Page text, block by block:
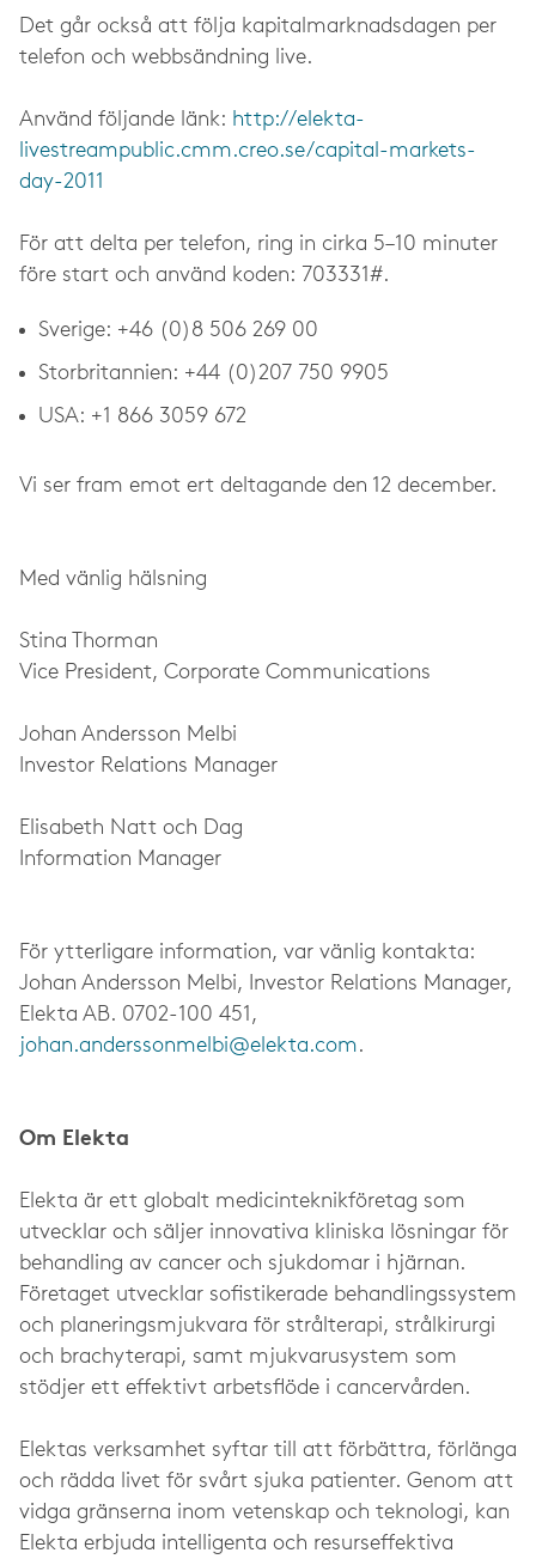
Det går också att följa kapitalmarknadsdagen per
telefon och webbsändning live.
Använd följande länk: http://elekta-
livestreampublic.cmm.creo.se/capital-markets-
day-2011
För att delta per telefon, ring in cirka 5–10 minuter
före start och använd koden: 703331#.
Sverige: +46 (0)8 506 269 00
Storbritannien: +44 (0)207 750 9905
USA: +1 866 3059 672
Vi ser fram emot ert deltagande den 12 december.
Med vänlig hälsning
Stina Thorman
Vice President, Corporate Communications
Johan Andersson Melbi
Investor Relations Manager
Elisabeth Natt och Dag
Information Manager
För ytterligare information, var vänlig kontakta:
Johan Andersson Melbi, Investor Relations Manager,
Elekta AB. 0702-100 451,
johan.anderssonmelbi@elekta.com.
Om Elekta
Elekta är ett globalt medicinteknikföretag som
utvecklar och säljer innovativa kliniska lösningar för
behandling av cancer och sjukdomar i hjärnan.
Företaget utvecklar sofistikerade behandlingssystem
och planeringsmjukvara för strålterapi, strålkirurgi
och brachyterapi, samt mjukvarusystem som
stödjer ett effektivt arbetsflöde i cancervården.
Elektas verksamhet syftar till att förbättra, förlänga
och rädda livet för svårt sjuka patienter. Genom att
vidga gränserna inom vetenskap och teknologi, kan
Elekta erbjuda intelligenta och resurseffektiva